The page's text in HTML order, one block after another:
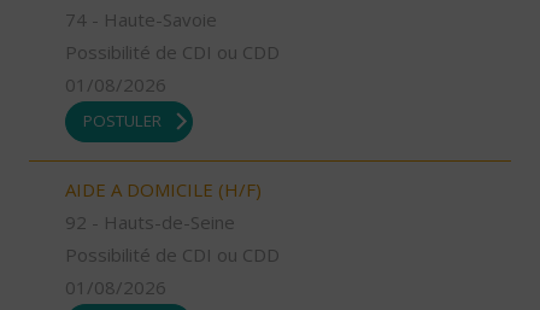
74 - Haute-Savoie
Possibilité de CDI ou CDD
01/08/2026
POSTULER
AIDE A DOMICILE (H/F)
92 - Hauts-de-Seine
Possibilité de CDI ou CDD
01/08/2026